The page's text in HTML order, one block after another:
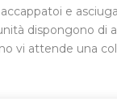
e
dispongono di
vi attende una